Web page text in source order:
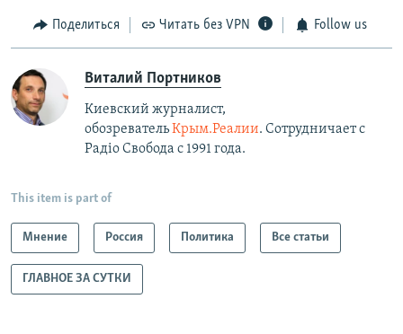
Поделиться Читать без VPN Follow us
Виталий Портников
Киевский журналист,
обозревательКрым.Реалии. Сотрудничает с
Радiо Свобода с 1991 года.
This item is part of
Мнение Россия Политика Все статьи
ГЛАВНОЕ ЗА СУТКИ